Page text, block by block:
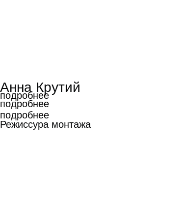
подробнее
подробнее
подробнее
Анна Крутий
Режиссура монтажа